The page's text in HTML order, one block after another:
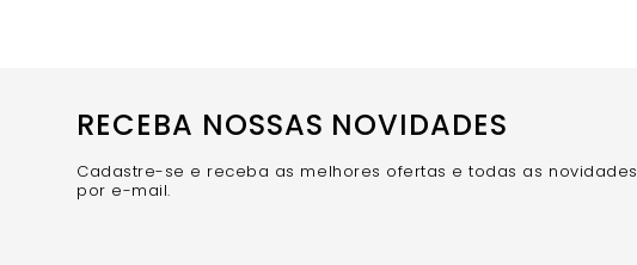
RECEBA NOSSAS NOVIDADES
Cadastre-se e receba as melhores ofertas e todas as novidades
por e-mail.